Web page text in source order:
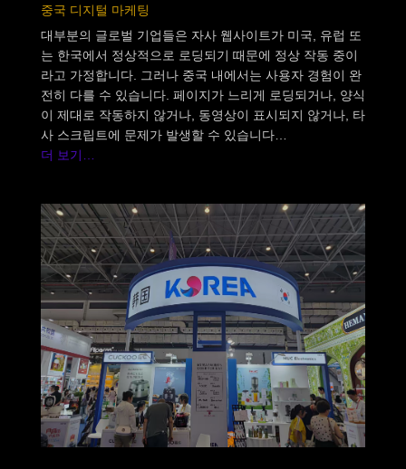
중국 디지털 마케팅
대부분의 글로벌 기업들은 자사 웹사이트가 미국, 유럽 또
는 한국에서 정상적으로 로딩되기 때문에 정상 작동 중이
라고 가정합니다. 그러나 중국 내에서는 사용자 경험이 완
전히 다를 수 있습니다. 페이지가 느리게 로딩되거나, 양식
이 제대로 작동하지 않거나, 동영상이 표시되지 않거나, 타
사 스크립트에 문제가 발생할 수 있습니다…
더 보기…